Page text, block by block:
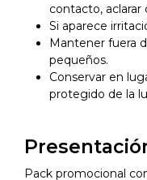
contacto, aclarar
Si aparece
Mantener fuera
pequeños.
Conservar en
protegido de la
Pack promocional